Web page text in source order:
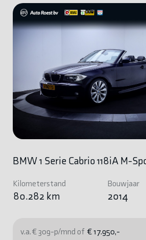
BMW 1 Serie Cabrio 118iA M-
Kilometerstand
80.282 km
Bouwjaar
2014
v.a. € 309-p/mnd of € 17.950,-